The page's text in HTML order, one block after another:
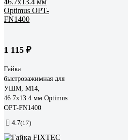
1 115 ₽
Гайка
быстрозажимная для
УШМ, М14,
46.7x13.4 мм Optimus
OPT-FN1400
4.7(17)